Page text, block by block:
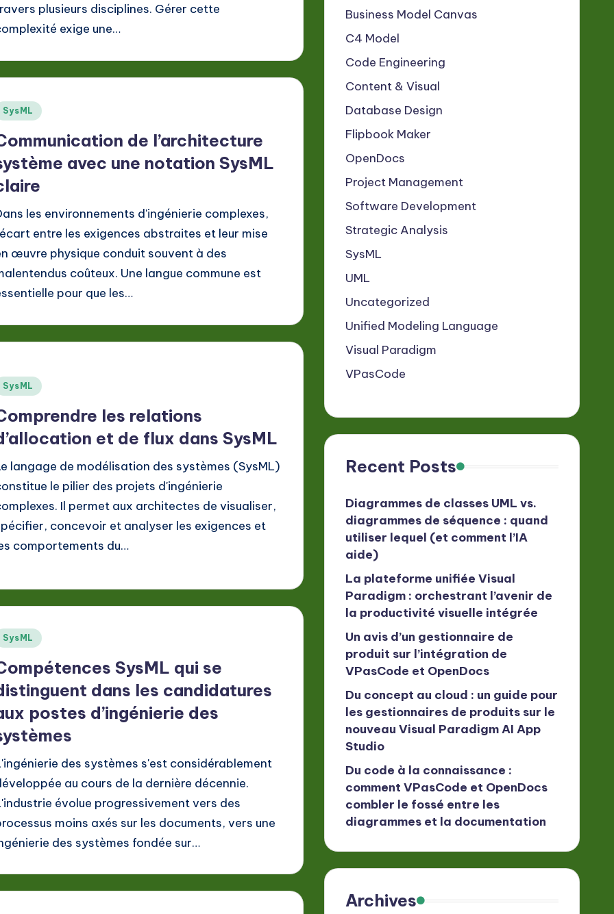
plusieurs disciplines. Gérer cette
exige une…
SysML
de l’architecture
avec une notation SysML
les environnements d'ingénierie complexes,
entre les exigences abstraites et leur mise
œuvre physique conduit souvent à des
coûteux. Une langue commune est
pour que les…
SysML
les relations
et de flux dans SysML
langage de modélisation des systèmes (SysML)
le pilier des projets d'ingénierie
Il permet aux architectes de visualiser,
concevoir et analyser les exigences et
comportements du…
SysML
SysML qui se
dans les candidatures
postes d’ingénierie des
des systèmes s'est considérablement
au cours de la dernière décennie.
évolue progressivement vers des
moins axés sur les documents, vers une
des systèmes fondée sur…
Business Model Canvas
C4 Model
Code Engineering
Content & Visual
Database Design
Flipbook Maker
OpenDocs
Project Management
Software Development
Strategic Analysis
SysML
UML
Uncategorized
Unified Modeling Language
Visual Paradigm
VPasCode
Recent Posts
Diagrammes de classes UML vs.
diagrammes de séquence : quand
utiliser lequel (et comment l’IA
aide)
La plateforme unifiée Visual
Paradigm : orchestrant l’avenir de
la productivité visuelle intégrée
Un avis d’un gestionnaire de
produit sur l’intégration de
VPasCode et OpenDocs
Du concept au cloud : un guide pour
les gestionnaires de produits sur le
nouveau Visual Paradigm AI App
Studio
Du code à la connaissance :
comment VPasCode et OpenDocs
combler le fossé entre les
diagrammes et la documentation
Archives